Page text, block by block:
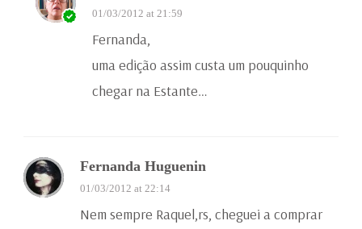
01/03/2012 at 21:59
Fernanda,
uma edição assim custa um pouquinho
chegar na Estante…
Fernanda Huguenin
01/03/2012 at 22:14
Nem sempre Raquel,rs, cheguei a comprar